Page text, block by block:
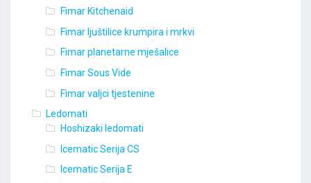
Fimar Kitchenaid
Fimar ljuštilice krumpira i mrkvi
Fimar planetarne mješalice
Fimar Sous Vide
Fimar valjci tjestenine
Ledomati
Hoshizaki ledomati
Icematic Serija CS
Icematic Serija E